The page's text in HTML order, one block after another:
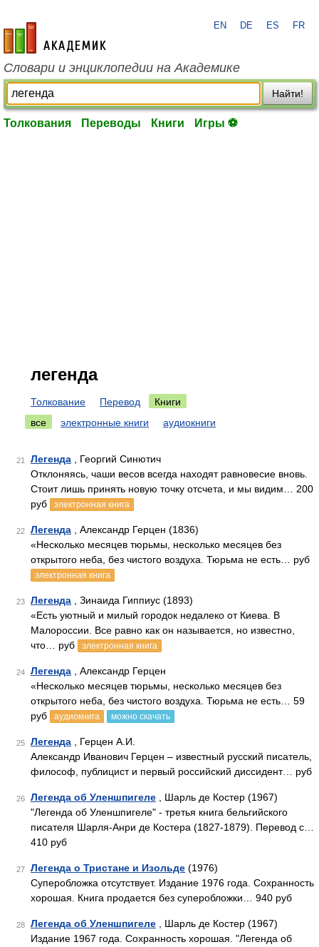
academic.ru
EN DE ES FR
Словари и энциклопедии на Академике
Найти!
Толкования Переводы Книги Игры ⚽
легенда
Толкование Перевод
Книги
все
электронные книги аудиокниги
21 Легенда , Георгий Синютич
Отклоняясь, чаши весов всегда находят равновесие вновь.
Стоит лишь принять новую точку отсчета, и мы видим… 200
руб
электронная книга
22 Легенда , Александр Герцен (1836)
«Несколько месяцев тюрьмы, несколько месяцев без
открытого неба, без чистого воздуха. Тюрьма не есть… руб
электронная книга
23 Легенда , Зинаида Гиппиус (1893)
«Есть уютный и милый городок недалеко от Киева. В
Малороссии. Все равно как он называется, но известно,
что… руб
электронная книга
24 Легенда , Александр Герцен
«Несколько месяцев тюрьмы, несколько месяцев без
открытого неба, без чистого воздуха. Тюрьма не есть… 59
руб
аудиокнига можно скачать
25 Легенда , Герцен А.И.
Александр Иванович Герцен – известный русский писатель,
философ, публицист и первый российский диссидент… руб
26 Легенда об Уленшпигеле , Шарль де Костер (1967)
"Легенда об Уленшпигеле" - третья книга бельгийского
писателя Шарля-Анри де Костера (1827-1879). Перевод с…
410 руб
27 Легенда о Тристане и Изольде (1976)
Суперобложка отсутствует. Издание 1976 года. Сохранность
хорошая. Книга продается без суперобложки… 940 руб
28 Легенда об Уленшпигеле , Шарль де Костер (1967)
Издание 1967 года. Сохранность хорошая. "Легенда об